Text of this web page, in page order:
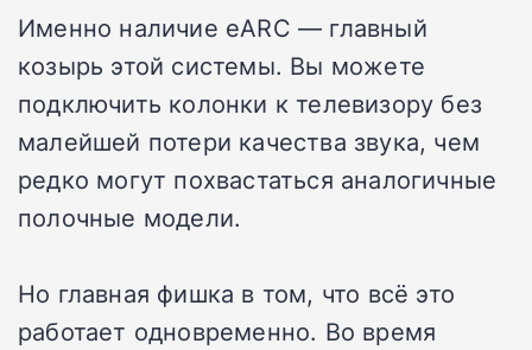
Именно наличие eARC — главный
козырь этой системы. Вы можете
подключить колонки к телевизору без
малейшей потери качества звука, чем
редко могут похвастаться аналогичные
полочные модели.
Но главная фишка в том, что всё это
работает одновременно. Во время